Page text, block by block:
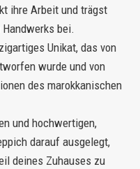
ihre Arbeit und trägst
bei.
Unikat, das von
wurde und von
des marokkanischen
und hochwertigen,
darauf ausgelegt,
deines Zuhauses zu